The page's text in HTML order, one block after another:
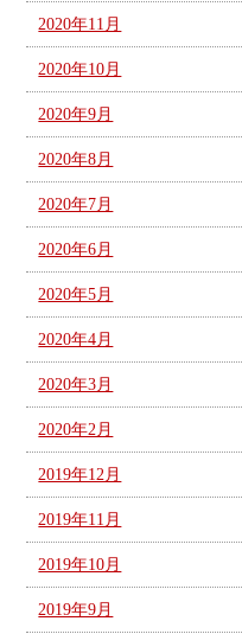
2020年11月
2020年10月
2020年9月
2020年8月
2020年7月
2020年6月
2020年5月
2020年4月
2020年3月
2020年2月
2019年12月
2019年11月
2019年10月
2019年9月